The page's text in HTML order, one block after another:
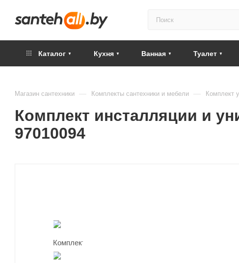
Каталог Кухня Ванная Туалет
Магазин сантехники — Комплекты сантехники и мебели — Комплект
Комплект инсталляции и
97010094